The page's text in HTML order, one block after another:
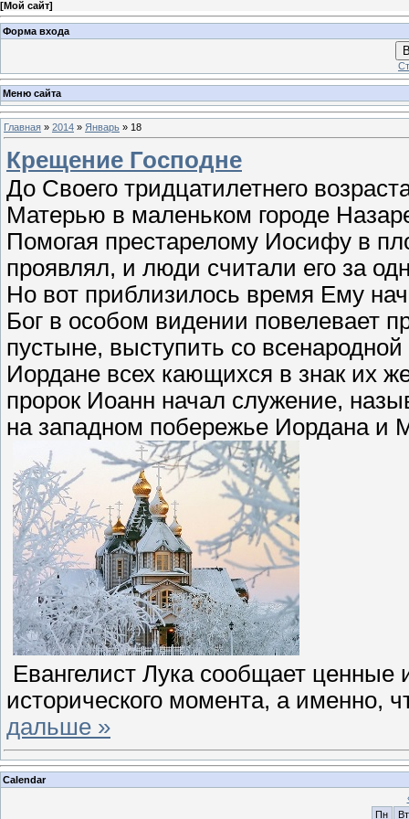
[Мой сайт]
Форма входа
Меню сайта
Главная » 2014 » Январь » 18
Крещение Господне
До Своего тридцатилетнего
Матерью в маленьком городе
Помогая престарелому Иосифу в
проявлял, и люди считали его за
Но вот приблизилось время Ему
Бог в особом видении повелевает
пустыне, выступить со
Иордане всех кающихся в знак их
пророк Иоанн начал служение,
на западном побережье Иордана и
Евангелист Лука сообщает ценные
исторического момента, а именно,
дальше »
Calendar
Пн
Вт